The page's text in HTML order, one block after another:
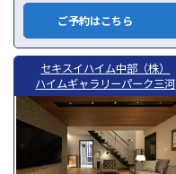
ご予約はこちら
セキスイハイム中部（株）
ハイムギャラリーパーク三河